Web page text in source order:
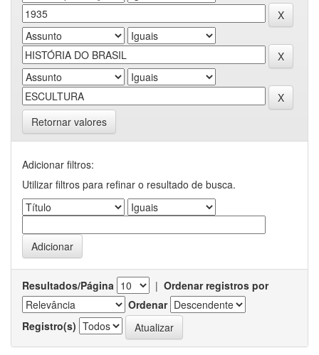
Retornar valores
Adicionar filtros:
Utilizar filtros para refinar o resultado de busca.
Resultados/Página | Ordenar registros por
Ordenar
Registro(s)